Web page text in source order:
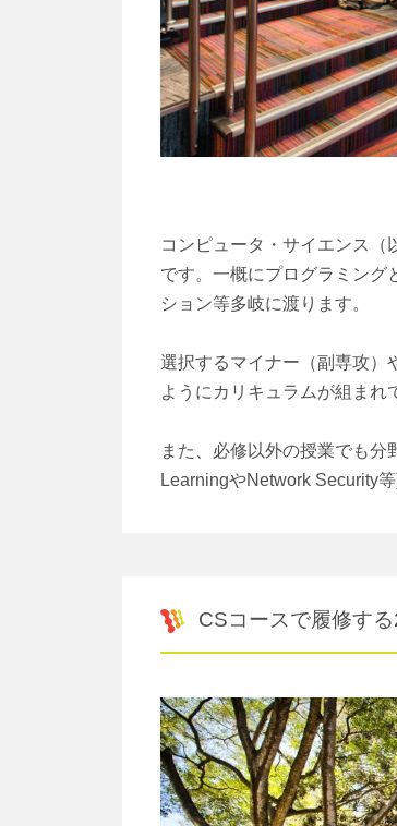
コンピュータ・サイエンス（
です。一概にプログラミング
ション等多岐に渡ります。
選択するマイナー（副専攻）
ようにカリキュラムが組まれ
また、必修以外の授業でも
LearningやNetwork Security等)
CSコースで履修する